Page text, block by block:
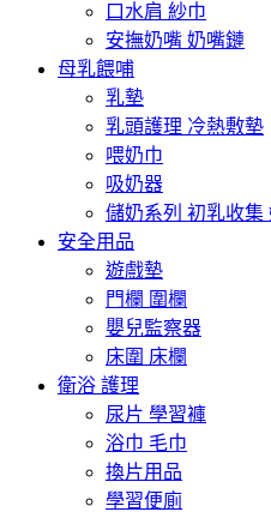
口水肩 紗巾
安撫奶嘴 奶嘴鏈
母乳餵哺
乳墊
乳頭護理 冷熱敷墊
喂奶巾
吸奶器
儲奶系列 初乳收集
安全用品
遊戲墊
門欄 圍欄
嬰兒監察器
床圍 床欄
衛浴 護理
尿片 學習褲
浴巾 毛巾
換片用品
學習便廁